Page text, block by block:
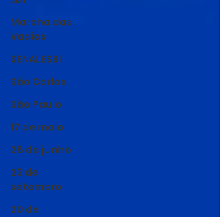
Marcha das
Vadias
SENALESBI
São Carlos
São Paulo
17 de maio
28 de junho
23 de
setembro
20 de